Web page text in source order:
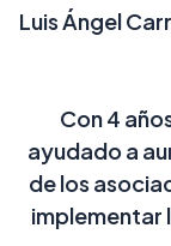
Luis Ángel
Con 4
ayudado a
de los
implementar